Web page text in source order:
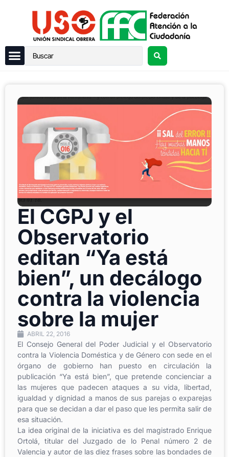
El CGPJ y el
Observatorio
editan “Ya está
bien”, un decálogo
contra la violencia
sobre la mujer
ABRIL 22, 2016
El Consejo General del Poder Judicial y el Observatorio
contra la Violencia Doméstica y de Género con sede en el
órgano de gobierno han puesto en circulación la
publicación “Ya está bien”, que pretende concienciar a
las mujeres que padecen ataques a su vida, libertad,
igualdad y dignidad a manos de sus parejas o exparejas
para que se decidan a dar el paso que les permita salir de
esa situación.
La idea original de la iniciativa es del magistrado Enrique
Ortolá, titular del Juzgado de lo Penal número 2 de
Valencia y autor de las diez frases sobre las bondades de